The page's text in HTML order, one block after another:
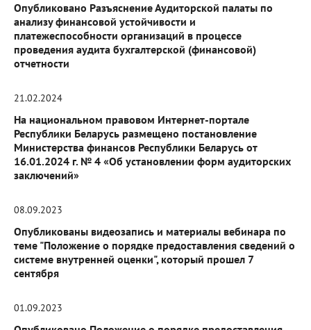
Опубликовано Разъяснение Аудиторской палаты по
анализу финансовой устойчивости и
платежеспособности организаций в процессе
проведения аудита бухгалтерской (финансовой)
отчетности
21.02.2024
На национальном правовом Интернет-портале
Республики Беларусь размещено постановление
Министерства финансов Республики Беларусь от
16.01.2024 г. № 4 «Об установлении форм аудиторских
заключений»
08.09.2023
Опубликованы видеозапись и материалы вебинара по
теме "Положение о порядке предоставления сведений о
системе внутренней оценки", который прошел 7
сентября
01.09.2023